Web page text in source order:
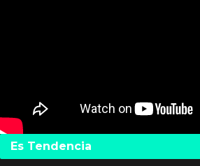
Es Tendencia